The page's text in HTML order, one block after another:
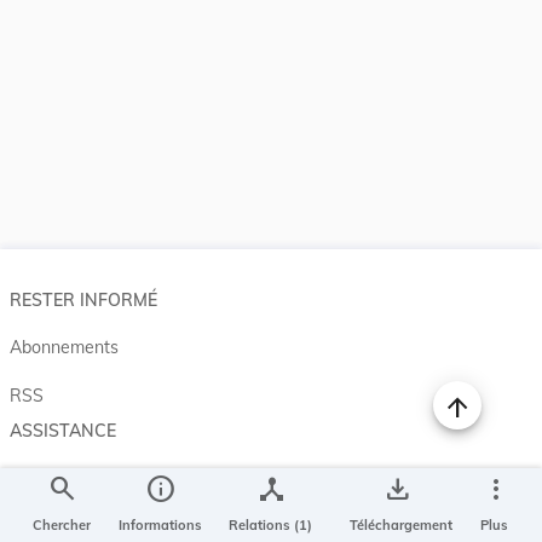
search
Chercher
info
Informations
device_hub
Relations (1)
save_alt
Téléchargement
more_vert
Plus
RESTER INFORMÉ
Abonnements
RSS
ASSISTANCE
Aide et à propos
Projet Casemates